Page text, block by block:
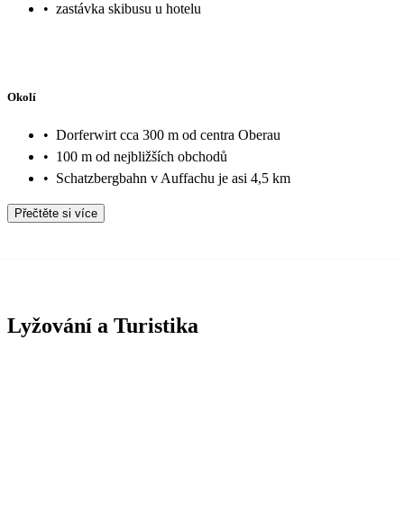
• zastávka skibusu u hotelu
Okolí
• Dorferwirt cca 300 m od centra Oberau
• 100 m od nejbližších obchodů
• Schatzbergbahn v Auffachu je asi 4,5 km
Přečtěte si více
Lyžování a Turistika